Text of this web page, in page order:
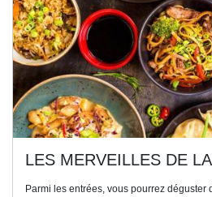
LES MERVEILLES DE
Parmi les entrées, vous pourrez déguster